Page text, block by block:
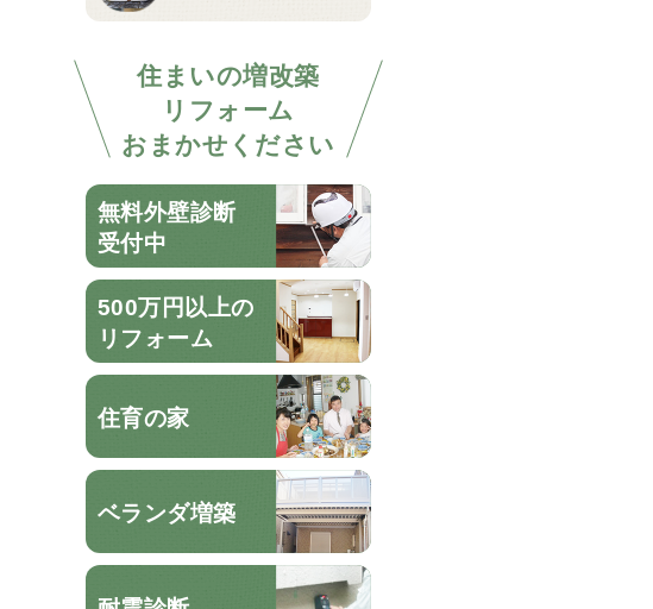
住まいの増改築
リフォーム
おまかせください
無料外壁診断
受付中
500万円以上の
リフォーム
住育の家
ベランダ増築